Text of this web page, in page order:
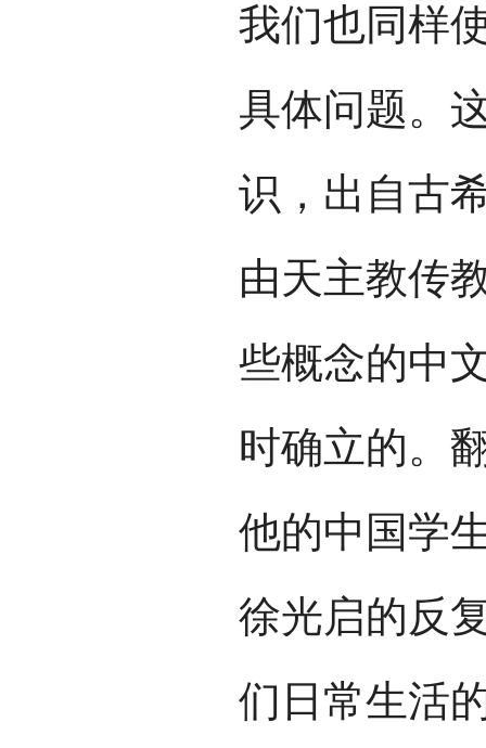
我们也同样
具体问题。
识，出自古
由天主教传
些概念的中
时确立的。
他的中国学
徐光启的反
们日常生活